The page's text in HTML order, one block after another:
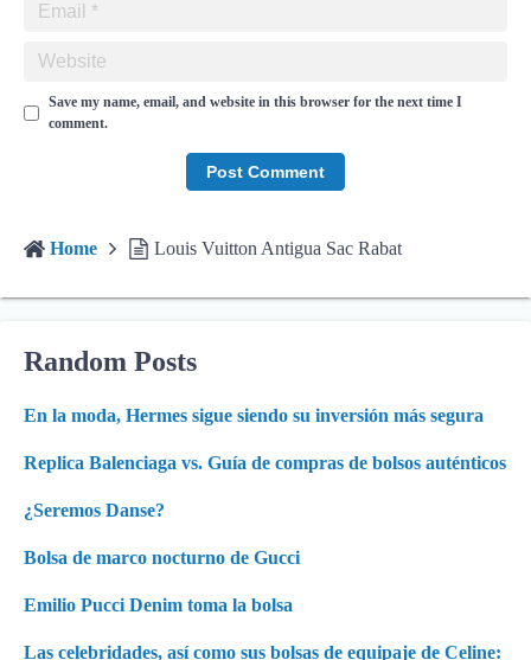
Save my name, email, and website in this browser for the next time I
comment.
Home Louis Vuitton Antigua Sac Rabat
Random Posts
En la moda, Hermes sigue siendo su inversión más segura
Replica Balenciaga vs. Guía de compras de bolsos auténticos
¿Seremos Danse?
Bolsa de marco nocturno de Gucci
Emilio Pucci Denim toma la bolsa
Las celebridades, así como sus bolsas de equipaje de Celine: